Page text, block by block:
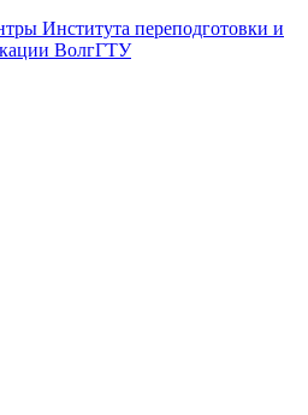
Института переподготовки и
ВолгГТУ